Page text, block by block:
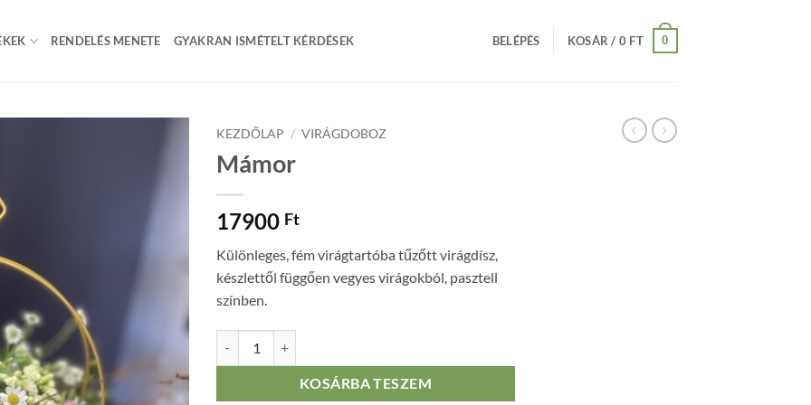
RENDELÉS MENETE GYAKRAN ISMÉTELT KÉRDÉSEK BELÉPÉS KOSÁR / 0 FT 0
KEZDŐLAP / VIRÁGDOBOZ
Mámor
17900 Ft
Különleges, fém virágtartóba tűzőtt virágdísz,
készlettől függően vegyes virágokból, pasztell
színben.
KOSÁRBA TESZEM